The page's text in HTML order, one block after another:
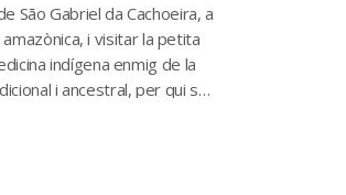
São Gabriel da Cachoeira, a
i visitar la petita
indígena enmig de la
i ancestral, per qui se